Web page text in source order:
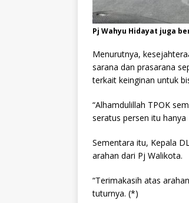
Pj Wahyu Hidayat juga
Menurutnya,
sarana dan prasarana
terkait keinginan untuk
“Alhamdulillah TPOK
seratus persen itu
Sementara itu, Kepala
arahan dari Pj Walikota.
“Terimakasih atas
tuturnya. (*)